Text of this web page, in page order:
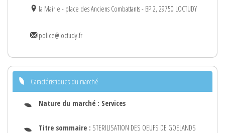
la Mairie - place des Anciens Combattants - BP 2, 29750 LOCTUDY
police@loctudy.fr
Caractéristiques du marché
Nature du marché : Services
Titre sommaire : STERILISATION DES OEUFS DE GOELANDS